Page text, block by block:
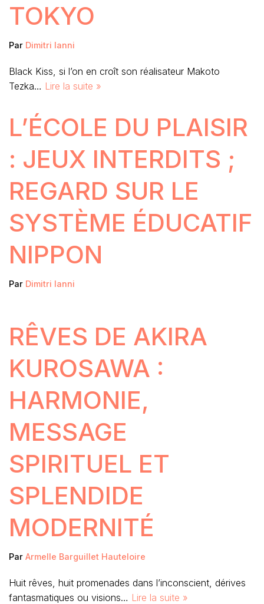
TOKYO
Par Dimitri Ianni
Black Kiss, si l’on en croît son réalisateur Makoto
Tezka… Lire la suite »
L’ÉCOLE DU PLAISIR
: JEUX INTERDITS ;
REGARD SUR LE
SYSTÈME ÉDUCATIF
NIPPON
Par Dimitri Ianni
RÊVES DE AKIRA
KUROSAWA :
HARMONIE,
MESSAGE
SPIRITUEL ET
SPLENDIDE
MODERNITÉ
Par Armelle Barguillet Hauteloire
Huit rêves, huit promenades dans l’inconscient, dérives
fantasmatiques ou visions… Lire la suite »